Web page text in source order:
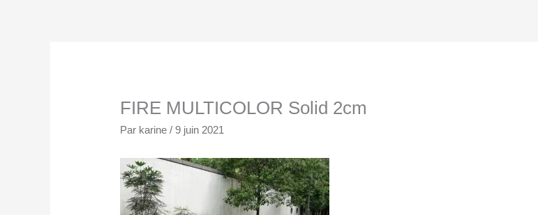
FIRE MULTICOLOR Solid 2cm
Par karine/9 juin 2021